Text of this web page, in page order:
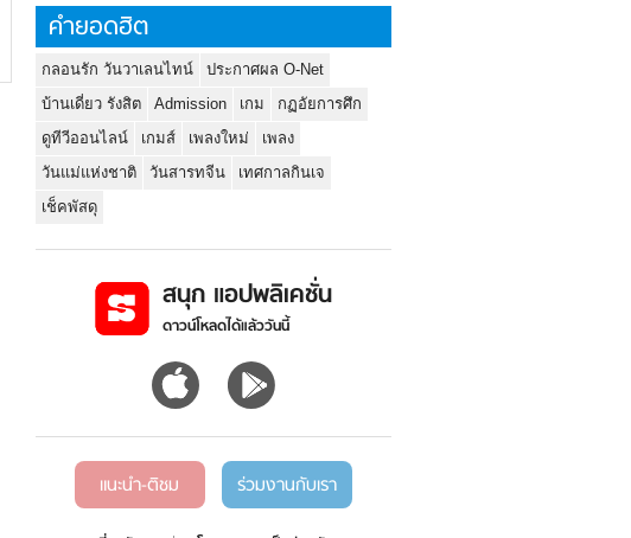
คำยอดฮิต
กลอนรัก วันวาเลนไทน์
ประกาศผล O-Net
บ้านเดี่ยว รังสิต
Admission เกม
กฏอัยการศึก
ดูทีวีออนไลน์
เกมส์ เพลงใหม่
เพลง
วันแม่แห่งชาติ
วันสารทจีน
เทศกาลกินเจ
เช็คพัสดุ
สนุก แอปพลิเคชั่น
ดาวน์โหลดได้แล้ววันนี้
แนะนำ-ติชม ร่วมงานกับเรา